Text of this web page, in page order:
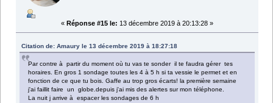
« Réponse #15 le: 13 décembre 2019 à 20:13:28 »
Citation de: Amaury le 13 décembre 2019 à 18:27:18
Par contre à partir du moment où tu vas te sonder il te faudra gérer tes
horaires. En gros 1 sondage toutes les 4 à 5 h si ta vessie le permet et en
fonction de ce que tu bois. Gaffe au trop gros écarts! la première semaine
j'ai faillit faire un globe.depuis j'ai mis des alertes sur mon téléphone.
La nuit j arrive à espacer les sondages de 6 h